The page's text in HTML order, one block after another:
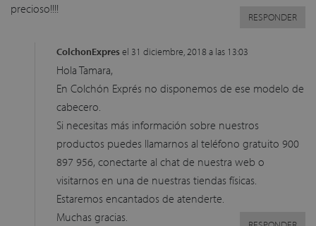
precioso!!!!
RESPONDER
ColchonExpresel 31 diciembre, 2018 a las 13:03
Hola Tamara,
En Colchón Exprés no disponemos de ese modelo de
cabecero.
Si necesitas más información sobre nuestros
productos puedes llamarnos al teléfono gratuito 900
897 956, conectarte al chat de nuestra web o
visitarnos en una de nuestras tiendas físicas.
Estaremos encantados de atenderte.
Muchas gracias.